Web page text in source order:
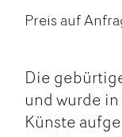
Preis auf
Die
und wurde
Künste